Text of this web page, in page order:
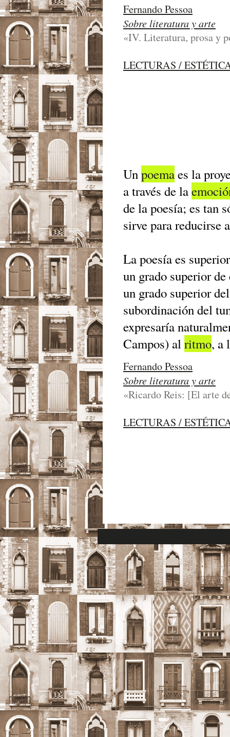
Fernando Pessoa
Sobre literatura y arte
«IV. Literatura, prosa y
LECTURAS /
Unpoemaes la
a través de la
de la poesía; es tan
sirve para
La poesía es
un grado superior
un grado superior
subordinación del
expresaría
Campos) alritmo, a
Fernando Pessoa
Sobre literatura y arte
«Ricardo Reis: [El arte
LECTURAS /